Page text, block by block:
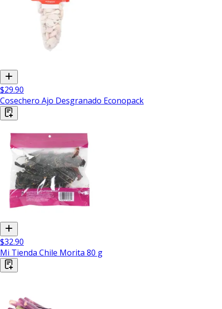
$29.90
Cosechero Ajo Desgranado Econopack
$32.90
Mi Tienda Chile Morita 80 g